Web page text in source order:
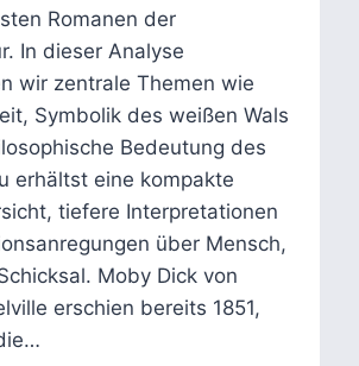
Romanen der
In dieser Analyse
wir zentrale Themen wie
Symbolik des weißen Wals
Bedeutung des
erhältst eine kompakte
tiefere Interpretationen
über Mensch,
Moby Dick von
erschien bereits 1851,